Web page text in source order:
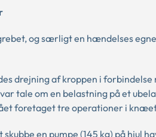
og særligt en hændelses
drejning af kroppen i
tale om en belastning på et
foretaget tre operationer i
en pumpe (145 kg) på hjul